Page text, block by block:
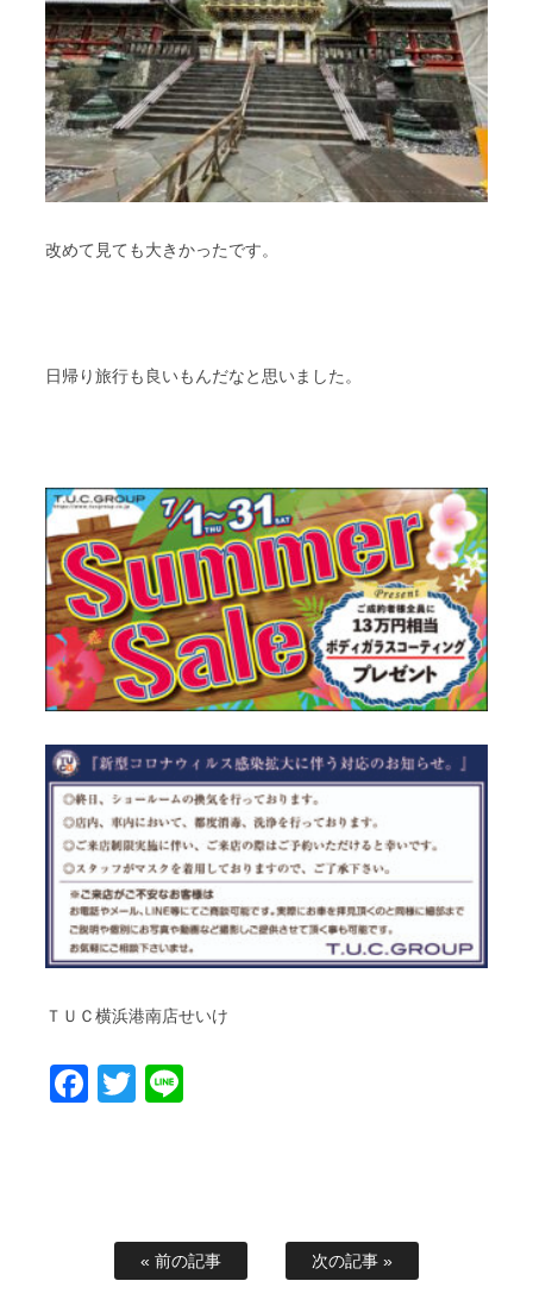
改めて見ても大きかったです。
日帰り旅行も良いもんだなと思いました。
ＴＵＣ横浜港南店せいけ
Facebook
Twitter
« 前の記事 次の記事 »